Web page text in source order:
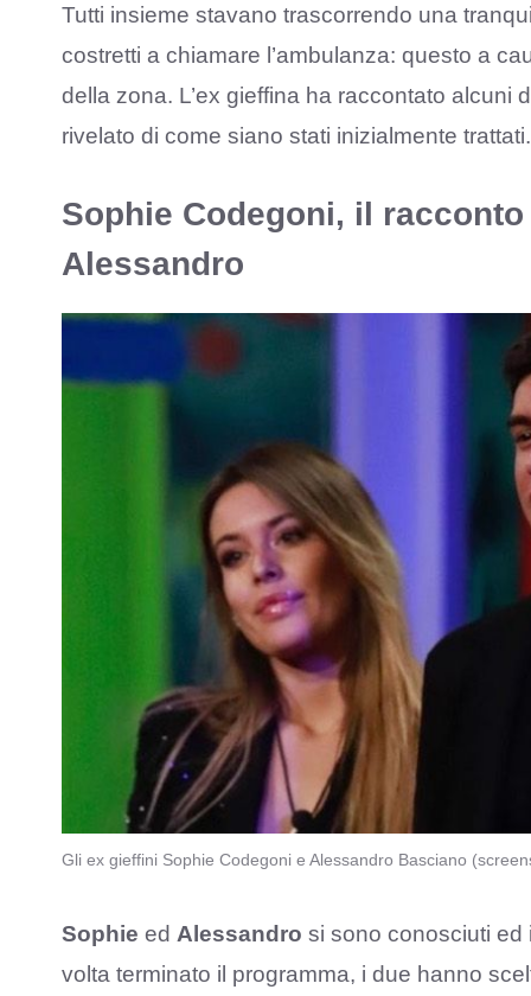
Tutti insieme stavano trascorrendo una
costretti a chiamare l’ambulanza: questo a
della zona. L’ex gieffina ha raccontato alcuni
rivelato di come siano stati inizialmente trattati.
Sophie Codegoni, il
Alessandro
Gli ex gieffini Sophie Codegoni e Alessandro Basciano
Sophie ed Alessandro si sono conosciuti
volta terminato il programma, i due hanno